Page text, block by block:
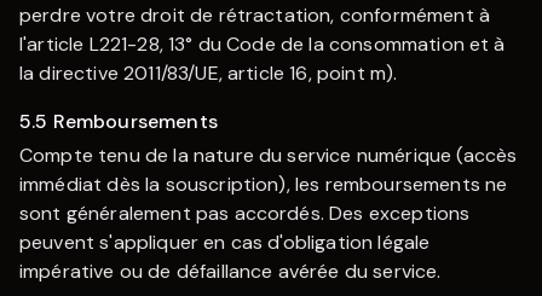
perdre votre droit de rétractation, conformément à
l'article L221-28, 13° du Code de la consommation et à
la directive 2011/83/UE, article 16, point m).
5.5 Remboursements
Compte tenu de la nature du service numérique (accès
immédiat dès la souscription), les remboursements ne
sont généralement pas accordés. Des exceptions
peuvent s'appliquer en cas d'obligation légale
impérative ou de défaillance avérée du service.